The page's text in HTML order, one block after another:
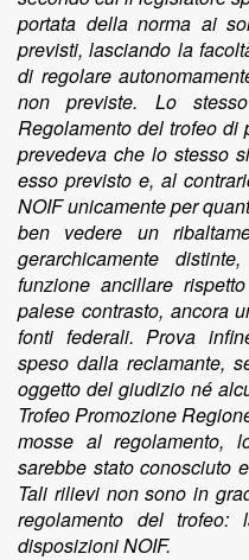
portata della norma ai
previsti, lasciando la
di regolare
non previste. Lo
Regolamento del trofeo di
prevedeva che lo stesso
esso previsto e, al
NOIF unicamente per
ben vedere un
gerarchicamente
funzione ancillare
palese contrasto, ancora
fonti federali. Prova
speso dalla reclamante,
oggetto del giudizio né
Trofeo Promozione
mosse al regolamento,
sarebbe stato conosciuto
Tali rilievi non sono in
regolamento del
disposizioni NOIF.